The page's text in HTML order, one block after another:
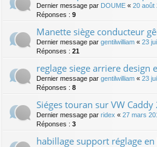
Dernier message par DOUME « 20 août
Réponses : 9
Manette siège conducteur
Dernier message par gentilwilliam « 23
Réponses : 21
reglage siege arriere design
Dernier message par gentilwilliam « 23
Réponses : 8
Siéges touran sur VW Caddy
Dernier message par ridex « 27 mars
Réponses : 3
habillage support réglage